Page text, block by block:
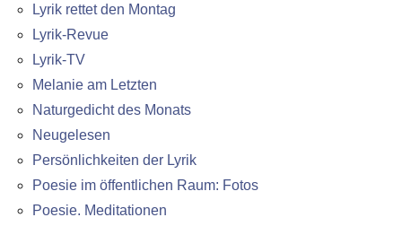
Lyrik rettet den Montag
Lyrik-Revue
Lyrik-TV
Melanie am Letzten
Naturgedicht des Monats
Neugelesen
Persönlichkeiten der Lyrik
Poesie im öffentlichen Raum: Fotos
Poesie. Meditationen